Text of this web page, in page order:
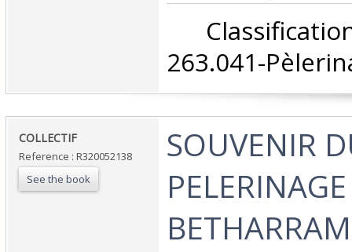
263.041-
‎COLLECTIF‎
Reference : R320052138
See the book
‎SOUVENIR
PELERINAGE
BETHARRAM‎